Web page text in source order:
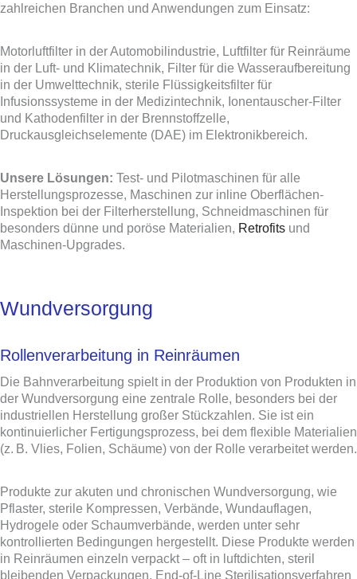
zahlreichen Branchen und Anwendungen zum Einsatz:
Motorluftfilter in der Automobilindustrie, Luftfilter für Reinräume
in der Luft- und Klimatechnik, Filter für die Wasseraufbereitung
in der Umwelttechnik, sterile Flüssigkeitsfilter für
Infusionssysteme in der Medizintechnik, Ionentauscher-Filter
und Kathodenfilter in der Brennstoffzelle,
Druckausgleichselemente (DAE) im Elektronikbereich.
Unsere Lösungen: Test- und Pilotmaschinen für alle
Herstellungsprozesse, Maschinen zur inline Oberflächen-
Inspektion bei der Filterherstellung, Schneidmaschinen für
besonders dünne und poröse Materialien, Retrofits und
Maschinen-Upgrades.
Wundversorgung
Rollenverarbeitung in Reinräumen
Die Bahnverarbeitung spielt in der Produktion von Produkten in
der Wundversorgung eine zentrale Rolle, besonders bei der
industriellen Herstellung großer Stückzahlen. Sie ist ein
kontinuierlicher Fertigungsprozess, bei dem flexible Materialien
(z. B. Vlies, Folien, Schäume) von der Rolle verarbeitet werden.
Produkte zur akuten und chronischen Wundversorgung, wie
Pflaster, sterile Kompressen, Verbände, Wundauflagen,
Hydrogele oder Schaumverbände, werden unter sehr
kontrollierten Bedingungen hergestellt. Diese Produkte werden
in Reinräumen einzeln verpackt – oft in luftdichten, steril
bleibenden Verpackungen. End-of-Line Sterilisationsverfahren